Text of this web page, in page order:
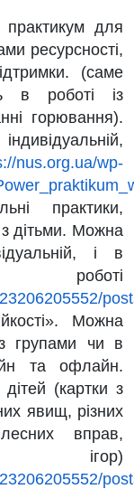
практикум для
ресурсності,
(саме
в роботі із
горювання).
nus.org.ua/wp-
практики,
дітьми. Можна
і в
Можна
групами чи в
та офлайн.
(картки з
явищ, різних
вправ,
ігор)